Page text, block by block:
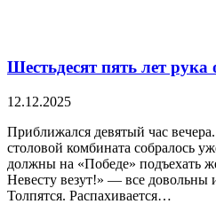
Шестьдесят пять лет рука
12.12.2025
Приближался девятый час
столовой комбината собралось
должны на «Победе» подъехать
Невесту везут!» — все довольны
Толпятся. Распахивается…